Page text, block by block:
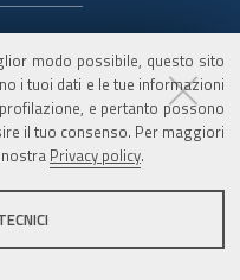
modo possibile, questo sito
i tuoi dati e le tue informazioni
e pertanto possono
il tuo consenso. Per maggiori
Privacy policy.